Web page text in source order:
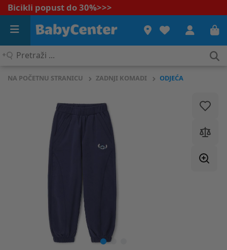
Bicikli popust do 30%>>>
Pretraži
NA POČETNU STRANICU ZADNJI KOMADI ODJEĆA